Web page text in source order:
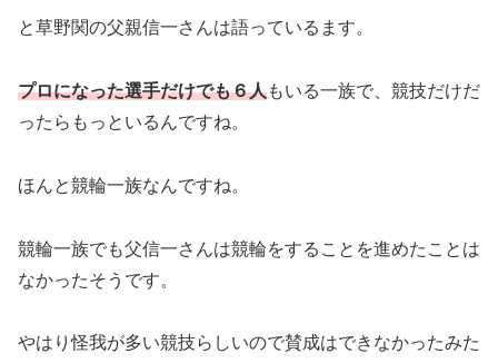
と草野関の父親信一さんは語っているます。
プロになった選手だけでも６人もいる一族で、競技だけだ
ったらもっといるんですね。
ほんと競輪一族なんですね。
競輪一族でも父信一さんは競輪をすることを進めたことは
なかったそうです。
やはり怪我が多い競技らしいので賛成はできなかったみた